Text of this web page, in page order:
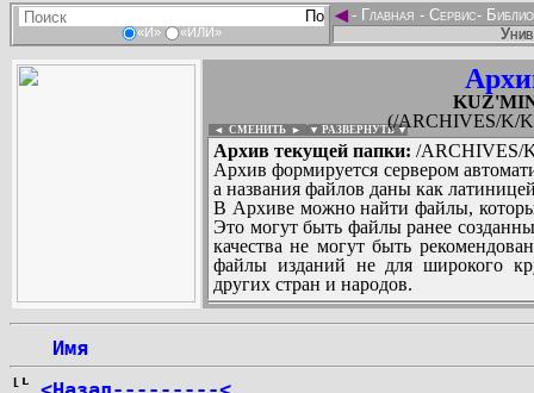
«И» «ИЛИ»
◄- Главная - Сервис-
(/ARCHIVES/K/
◄ СМЕНИТЬ ► ▼ РАЗВЕРНУТЬ ▼
Архив текущей папки: /ARCHIVES/
Архив формируется сервером
а названия файлов даны как
В Архиве можно найти файлы,
Это могут быть файлы ранее
качества не могут быть
файлы изданий не для широкого
других стран и народов.
Имя